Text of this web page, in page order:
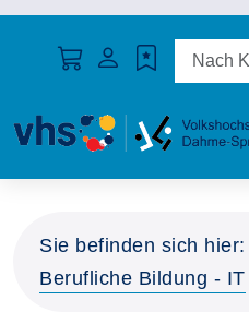
Sie befinden sich hier:
Berufliche Bildung - IT